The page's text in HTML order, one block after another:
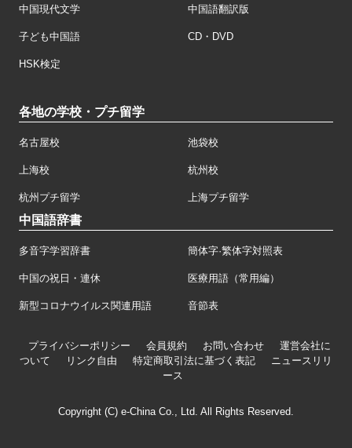
中国現代文学 中国語翻訳版
子ども中国語 CD・DVD
HSK検定
各地の学校・プチ留学
名古屋校 池袋校
上海校 杭州校
杭州プチ留学 上海プチ留学
中国語辞書
多音字学習辞書 簡体字·繁体字対照表
中国の祝日・連休 医療用語（常用編）
新型コロナウイルス関連用語 音節表
プライバシーポリシー 会員規約 お問い合わせ
運営会社に
ついて
リンク自由 特定商取引法に基づく表記
ニュースリリ
ース
Copyright (C) e-China Co., Ltd. All Rights Reserved.